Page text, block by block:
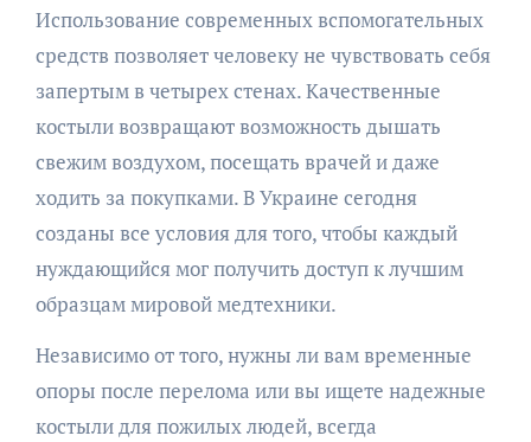
Использование современных вспомогательных
средств позволяет человеку не чувствовать себя
запертым в четырех стенах. Качественные
костыли возвращают возможность дышать
свежим воздухом, посещать врачей и даже
ходить за покупками. В Украине сегодня
созданы все условия для того, чтобы каждый
нуждающийся мог получить доступ к лучшим
образцам мировой медтехники.
Независимо от того, нужны ли вам временные
опоры после перелома или вы ищете надежные
костыли для пожилых людей, всегда